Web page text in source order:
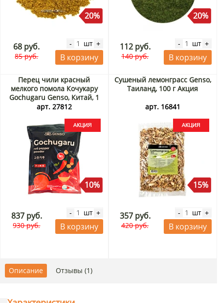
20%
68 руб.
85 руб.
- шт +
В корзину
20%
112 руб.
140 руб.
- шт +
В корзину
Перец чили красный
мелкого помола Кочукару
Gochugaru Genso, Китай, 1
кг Акция
арт. 27812
10%
837 руб.
930 руб.
- шт +
В корзину
Сушеный лемонграсс Genso,
Таиланд, 100 г Акция
арт. 16841
15%
357 руб.
420 руб.
- шт +
В корзину
Описание Отзывы (1)